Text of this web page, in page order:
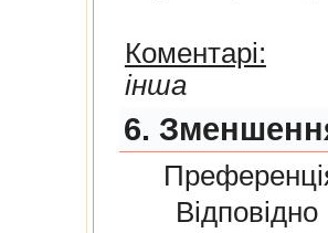
Коментарі:
інша
6.
Відповідно